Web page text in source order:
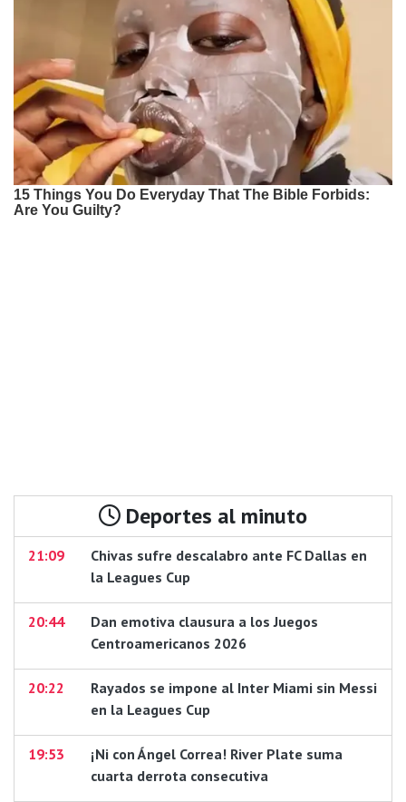
Deportes al minuto
21:09
Chivas sufre descalabro ante FC Dallas en
la Leagues Cup
20:44
Dan emotiva clausura a los Juegos
Centroamericanos 2026
20:22
Rayados se impone al Inter Miami sin Messi
en la Leagues Cup
19:53
¡Ni con Ángel Correa! River Plate suma
cuarta derrota consecutiva